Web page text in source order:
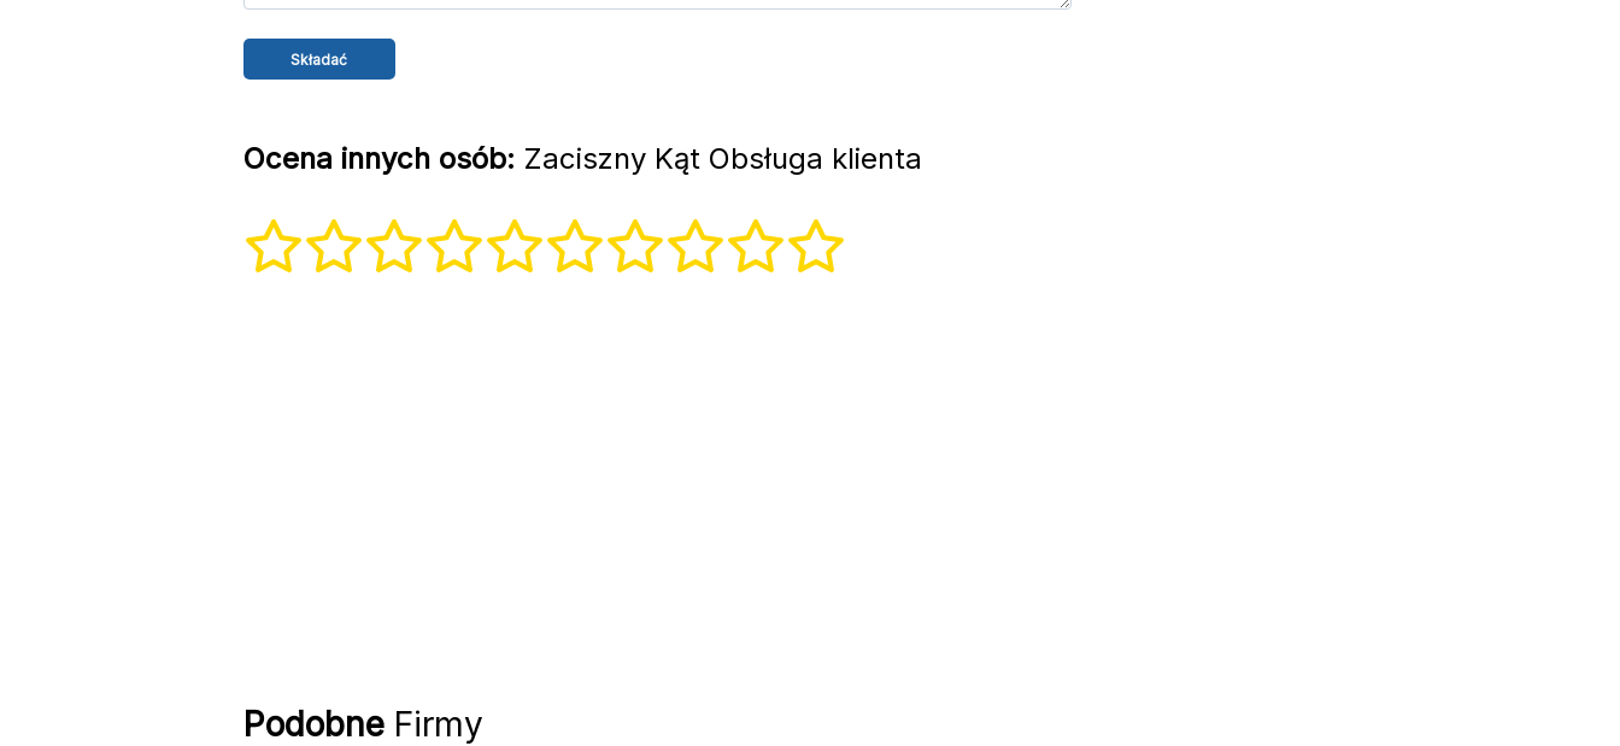
Ocena innych osób: Zaciszny Kąt Obsługa klienta
PodobneFirmy